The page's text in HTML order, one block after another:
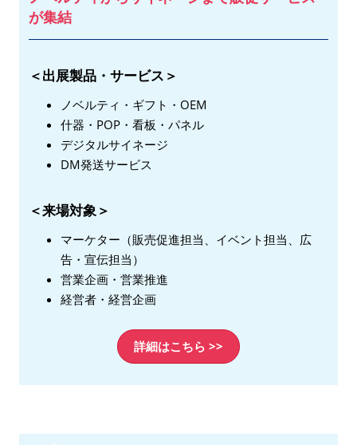
が集結
＜出展製品・サービス＞
ノベルティ・ギフト・OEM
什器・POP・看板・パネル
デジタルサイネージ
DM発送サービス
＜来場対象＞
マーケター（販売促進担当、イベント担当、広
告・宣伝担当）
営業企画・営業推進
経営者・経営企画
詳細はこちら >>